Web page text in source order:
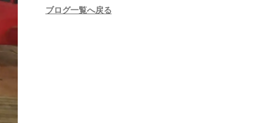
ブログ一覧へ戻る